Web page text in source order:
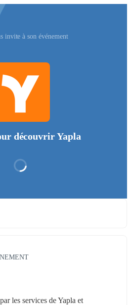
invite à son événement
découvrir Yapla
les services de Yapla et